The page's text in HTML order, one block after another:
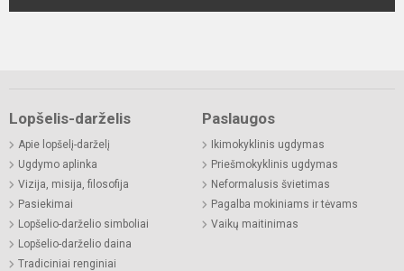
Lopšelis-darželis
Apie lopšelį-darželį
Ugdymo aplinka
Vizija, misija, filosofija
Pasiekimai
Lopšelio-darželio simboliai
Lopšelio-darželio daina
Tradiciniai renginiai
Paslaugos
Ikimokyklinis ugdymas
Priešmokyklinis ugdymas
Neformalusis švietimas
Pagalba mokiniams ir tėvams
Vaikų maitinimas